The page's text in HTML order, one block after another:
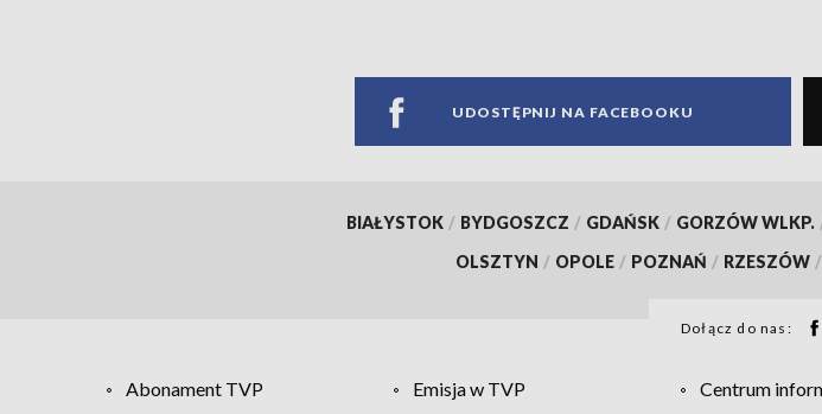
UDOSTĘPNIJ NA FACEBOOKU
BIAŁYSTOK / BYDGOSZCZ / GDAŃSK / GORZÓW WLKP.
OLSZTYN / OPOLE / POZNAŃ / RZESZÓW /
Dołącz do nas:
Abonament TVP Emisja w TVP Centrum